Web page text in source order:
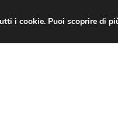
i cookie. Puoi scoprire di